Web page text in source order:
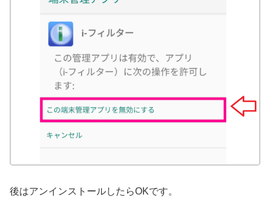
後はアンインストールしたらOKです。